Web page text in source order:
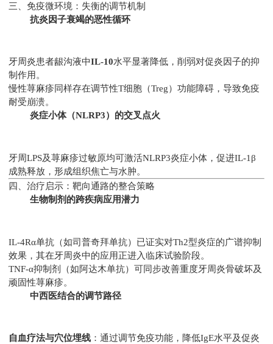
三、免疫微环境：失衡的调节机制
抗炎因子衰竭的恶性循环
牙周炎患者龈沟液中IL-10水平显著降低，削弱对促炎因子的抑
制作用。
慢性荨麻疹同样存在调节性T细胞（Treg）功能障碍，导致免疫
耐受崩溃。
炎症小体（NLRP3）的交叉点火
牙周LPS及荨麻疹过敏原均可激活NLRP3炎症小体，促进IL-1β
成熟释放，形成组织焦亡与水肿。
四、治疗启示：靶向通路的整合策略
生物制剂的跨疾病应用潜力
IL-4Rα单抗（如司普奇拜单抗）已证实对Th2型炎症的广谱抑制
效果，其在牙周炎中的应用正进入临床试验阶段。
TNF-α抑制剂（如阿达木单抗）可同步改善重度牙周炎骨破坏及
顽固性荨麻疹。
中西医结合的调节路径
自血疗法与穴位埋线 ：通过调节免疫功能，降低IgE水平及促炎